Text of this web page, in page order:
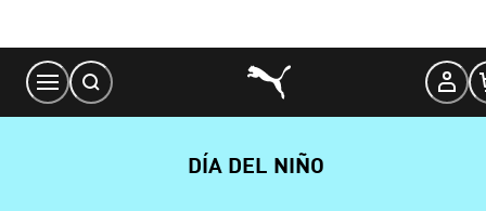
Content
DÍA DEL NIÑO